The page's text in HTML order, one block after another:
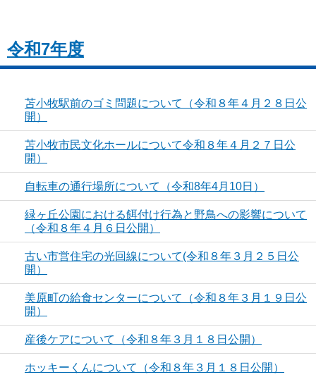
令和7年度
苫小牧駅前のゴミ問題について（令和８年４月２８日公
開）
苫小牧市民文化ホールについて令和８年４月２７日公
開）
自転車の通行場所について（令和8年4月10日）
緑ヶ丘公園における餌付け行為と野鳥への影響について
（令和８年４月６日公開）
古い市営住宅の光回線について(令和８年３月２５日公
開）
美原町の給食センターについて（令和８年３月１９日公
開）
産後ケアについて（令和８年３月１８日公開）
ホッキーくんについて（令和８年３月１８日公開）